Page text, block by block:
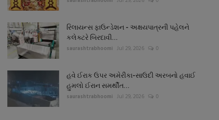
રિલાયન્સ ફાઉન્ડેશન - અક્ષયપાત્રની પહેલને
કલેક્ટરે બિરદાવી...
saurashtrabhoomi Jul 29, 2026 0
હવે ઈરાક ઉપર અમેરીકા-સાઉદી અરબનો હવાઈ
હુમલો ઈરાન સમર્થીત...
saurashtrabhoomi Jul 29, 2026 0